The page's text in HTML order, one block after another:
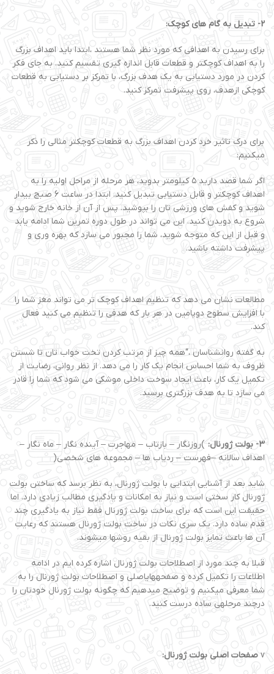
2
- تبدیل به گام های کوچک:
برای رسیدن به اهدافی که مورد نظر شما هستند ،ابتدا باید اهداف بزرگ
را به اهداف کوچکتر و قطعات قابل اندازه گیری تقسیم کنید. به جای فکر
کردن در مورد دستیابی به یک هدف بزرگ، با تمرکز بر دستیابی به قطعات
کوچکی ازهدف، روی پیشرفت تمرکز کنید.
برای درک تاثیر خرد کردن اهداف بزرگ به قطعات کوچکتر مثالی را ذکر
میکنیم:
اگر شما قصد دارید ۵ کیلومتر بدوید، هر مرحله از مراحل اولیه را به
اهداف کوچکتر و قابل دستیابی تبدیل کنید. ابتدا در ساعت 6 صبج بیدار
شوید و کفش های ورزشی تان را بپوشید. پس از آن از خانه خارج شوید و
شروع به دویدن کنید. این می تواند در طول دوره تمرین شما ادامه یابد
و قبل از این که متوجه شوید، شما را مجبور می سازد که بهره وری و
پیشرفت داشته باشید.
مطالعات نشان می دهد که تنظیم اهداف کوچک تر می تواند مغز شما را
با افزایش سطوح دوپامین در هر بار که هدفی را تنظیم می کنید فعال
کند.
به گفته روانشناسان ،“همه چیز از مرتب کردن تخت خواب تان تا شستن
ظروف به شما احساس انجام یک کار را می دهد. از نظر روانی، رضایت از
تکمیل یک کار، باعث ایجاد سوخت داخلی موشکی می شود که شما را قادر
می سازد تا به هدف بزرگتری برسید.
3
- بولت ژورنال: )روزنگار – بازتاب – مهاجرت – آینده نگار – ماه نگار –
اهداف سالانه –فهرست – ردیاب ها – مجموعه های شخصی(
شاید بعد از آشنایی ابتدایی با بولت ژورنال، به نظر برسد که ساختن بولت
ژورنال کار سختی است و نیاز به امکانات و یادگیری مطالب زیادی دارد. اما
حقیقت این است که برای ساخت بولت ژورنال فقط نیاز به یادگیری چند
قدم ساده دارد. یک سری نکات در ساخت بولت ژورنال هستند که رعایت
آن ها باعث تمایز بولت ژورنال از بقیه روشها میشوند.
قبلا به چند مورد از اصطلاحات بولت ژورنال اشاره کرده ایم در ادامه
اطلاعات را تکمیل کرده و صفحههایاصلی و اصطلاحات بولت ژورنال را به
شما معرفی میکنیم و توضیح میدهیم که چگونه بولت ژورنال خودتان را
درچند مرحلهی ساده درست کنید.
v صفحات اصلی بولت ژورنال: